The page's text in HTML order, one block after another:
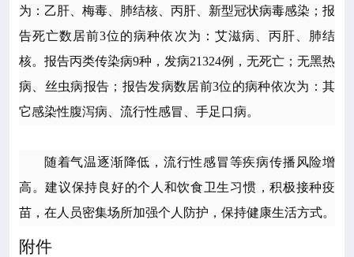
学术期刊
在线互动 
政务公开
为：乙肝、梅毒、肺结核、丙肝、新型冠状病毒感染；报
告死亡数居前3位的病种依次为：艾滋病、丙肝、肺结
核。报告丙类传染病9种，发病21324例，无死亡；无黑热
病、丝虫病报告；报告发病数居前3位的病种依次为：其
它感染性腹泻病、流行性感冒、手足口病。
随着气温逐渐降低，流行性感冒等疾病传播风险增
高。建议保持良好的个人和饮食卫生习惯，积极接种疫
苗，在人员密集场所加强个人防护，保持健康生活方式。
附件